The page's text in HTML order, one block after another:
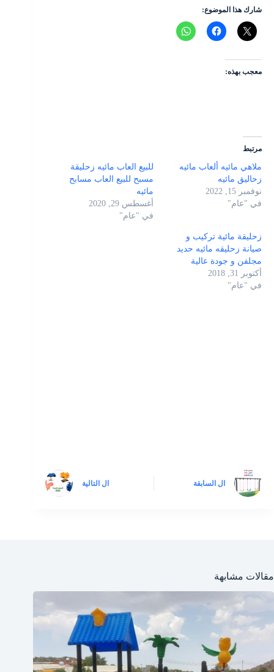
شارك هذا الموضوع:
معجب بهذه:
مرتبط
ملاهي مائيه ألعاب مائيه
زحاليق مائيه
نوفمبر 15, 2022
في "عام"
للبيع العاب مائيه زحليقة
مسبح للبيع العاب مسابح
مائيه
أغسطس 29, 2020
في "عام"
زحليقة مائية تركيب و
صيانة زحليقه مائيه حديد
مجلفن و جودة عالية
أكتوبر 31, 2018
في "عام"
ال السابقة ال التالية
مقالات مشابهة